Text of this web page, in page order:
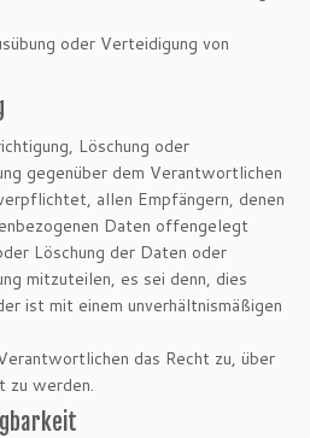
oder Verteidigung von
Löschung oder
gegenüber dem Verantwortlichen
allen Empfängern, denen
Daten offengelegt
Löschung der Daten oder
mitzuteilen, es sei denn, dies
ist mit einem unverhältnismäßigen
das Recht zu, über
zu werden.